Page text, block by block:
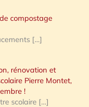
compostage
[…]
rénovation et
Pierre Montet,
!
scolaire […]